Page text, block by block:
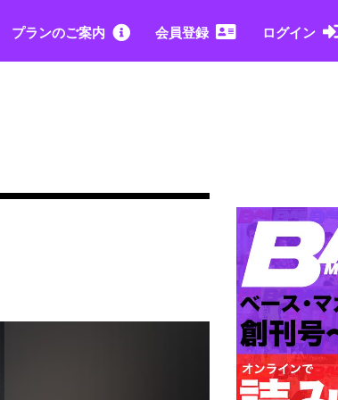
プランのご案内 会員登録 ログイン